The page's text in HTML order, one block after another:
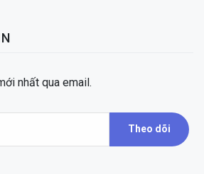
nhất qua email.
Theo dõi